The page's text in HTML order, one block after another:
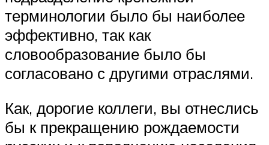
терминологии было бы наиболее
эффективно, так как
словообразование было бы
согласовано с другими отраслями.
Как, дорогие коллеги, вы отнеслись
бы к прекращению рождаемости